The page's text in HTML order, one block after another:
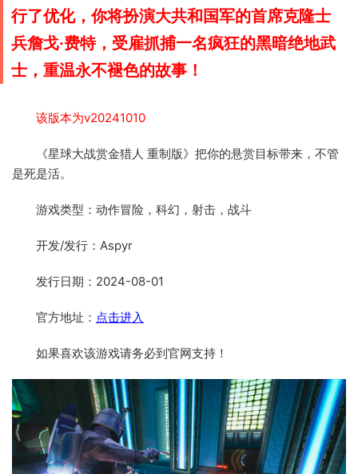
行了优化，你将扮演大共和国军的首席克隆士
兵詹戈·费特，受雇抓捕一名疯狂的黑暗绝地武
士，重温永不褪色的故事！
该版本为v20241010
《星球大战赏金猎人 重制版》把你的悬赏目标带来，不管
是死是活。
游戏类型：动作冒险，科幻，射击，战斗
开发/发行：Aspyr
发行日期：2024-08-01
官方地址： 点击进入
如果喜欢该游戏请务必到官网支持！